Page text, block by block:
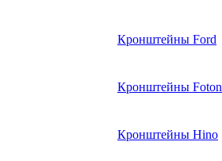
Кронштейны Ford
Кронштейны Foton
Кронштейны Hino